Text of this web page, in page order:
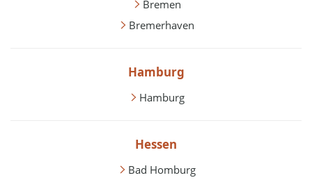
Bremen
Bremerhaven
Hamburg
Hamburg
Hessen
Bad Homburg